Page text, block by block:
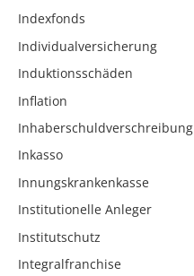
Indexfonds
Individualversicherung
Induktionsschäden
Inflation
Inhaberschuldverschreibung
Inkasso
Innungskrankenkasse
Institutionelle Anleger
Institutschutz
Integralfranchise